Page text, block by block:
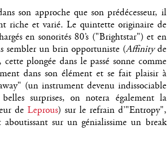
son approche que son prédécesseur, il
riche et varié. Le quintette originaire de
en sonorités 80’s ("Brightstar") et en
sembler un brin opportuniste (Affinityde
cette plongée dans le passé sonne comme
dans son élément et se fait plaisir à
(un instrument devenu indissociable
surprises, on notera également la
de Leprous) sur le refrain d’"Entropy",
sur un génialissime un break